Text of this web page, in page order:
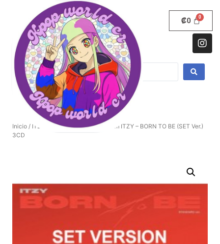
₡0
Inicio / ITZY
/ [SET][ESTÁNDAR] Álbum ITZY – BORN TO BE (SET Ver.)
3CD